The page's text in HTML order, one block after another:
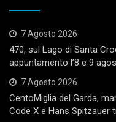
7 Agosto 2026
470, sul Lago di Santa
appuntamento l’8 e 9
7 Agosto 2026
CentoMiglia del Garda,
Code X e Hans Spitzauer